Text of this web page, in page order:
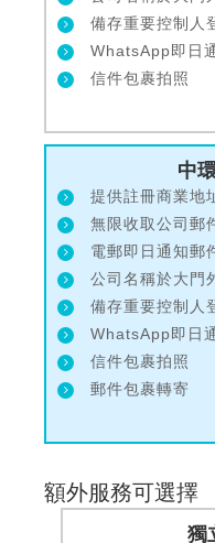
備存重要控制人
WhatsApp即日
信件包裹拍照
中
提供註冊商業地
無限收取公司郵
電郵即日通知郵
公司名稱於大門
備存重要控制人
WhatsApp即日
信件包裹拍照
郵件包裹轉寄
額外服務可選擇
獨